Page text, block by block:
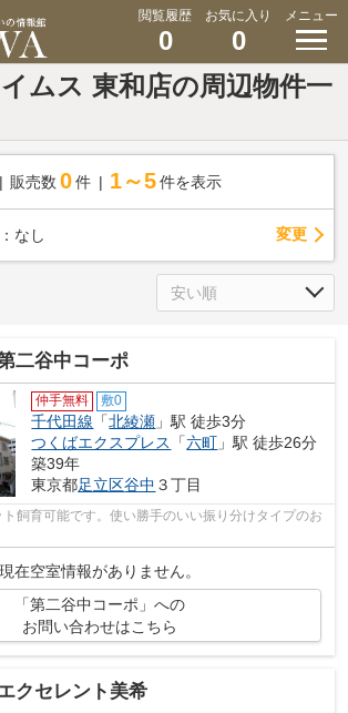
閲覧履歴
0
お気に入り
0
メニュー
ムス 東和店の周辺物件一
販売数 0 件 1～5 件を表示
なし 変更
二谷中コーポ
仲手無料 敷0
千代田線 「北綾瀬 」駅 徒歩3分
つくばエクスプレス
「六町 」駅 徒歩26分
築39年
東京都足立区谷中 ３丁目
飼育可能です。使い勝手のいい振り分けタイプのお
現在空室情報がありません。
「第二谷中コーポ」への
お問い合わせはこちら
クセレント美希